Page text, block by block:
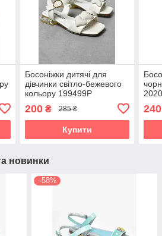
Босоніжки дитячі для
дівчинки світло-бежевого
кольору 199499P
200₴ 285 ₴
Купити
240
новинки
–58%